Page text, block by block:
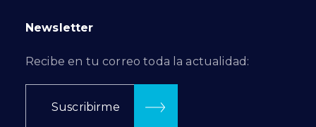
Newsletter
Recibe en tu correo toda la actualidad:
Suscribirme